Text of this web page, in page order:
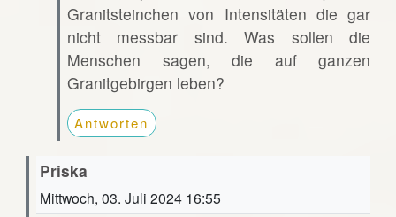
Granitsteinchen von Intensitäten die gar
nicht messbar sind. Was sollen die
Menschen sagen, die auf ganzen
Granitgebirgen leben?
Antworten
Priska
Mittwoch, 03. Juli 2024 16:55